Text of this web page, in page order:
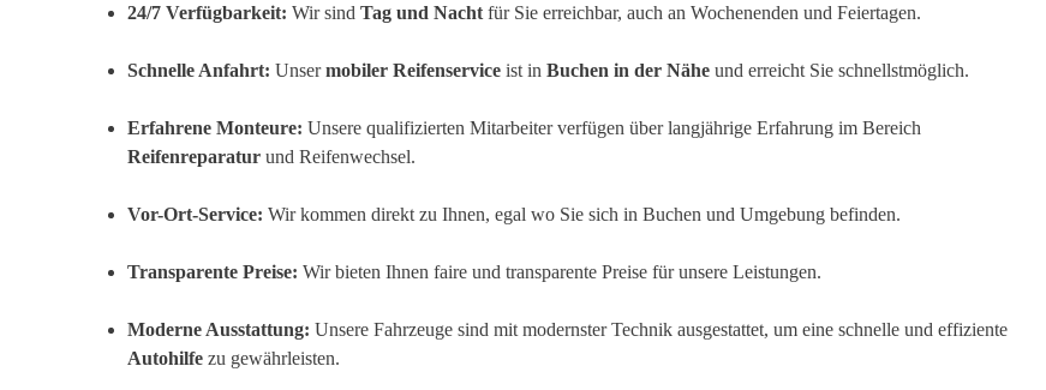
24/7 Verfügbarkeit: Wir sind Tag und Nachtfür Sie erreichbar, auch an Wochenenden und Feiertagen.
Schnelle Anfahrt: Unsermobiler Reifenservice ist in Buchen in der Nähe und erreicht Sie schnellstmöglich.
Erfahrene Monteure: Unsere qualifizierten Mitarbeiter verfügen über langjährige Erfahrung im Bereich
Reifenreparatur und Reifenwechsel.
Vor-Ort-Service: Wir kommen direkt zu Ihnen, egal wo Sie sich in Buchen und Umgebung befinden.
Transparente Preise: Wir bieten Ihnen faire und transparente Preise für unsere Leistungen.
Moderne Ausstattung: Unsere Fahrzeuge sind mit modernster Technik ausgestattet, um eine schnelle und effiziente
Autohilfe zu gewährleisten.